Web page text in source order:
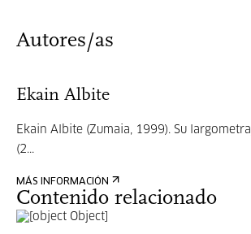
Autores/as
Ekain Albite
Ekain Albite (Zumaia, 1999). Su
(2...
MÁS INFORMACIÓN
Contenido relacionado